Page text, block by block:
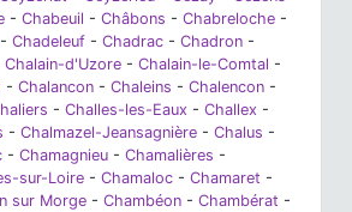
- Chabeuil - Châbons - Chabreloche -
- Chadeleuf - Chadrac - Chadron -
Chalain-d'Uzore - Chalain-le-Comtal -
- Chalancon - Chaleins - Chalencon -
- Challes-les-Eaux - Challex -
- Chalmazel-Jeansagnière - Chalus -
- Chamagnieu - Chamalières -
sur-Loire - Chamaloc - Chamaret -
sur Morge - Chambéon - Chambérat -